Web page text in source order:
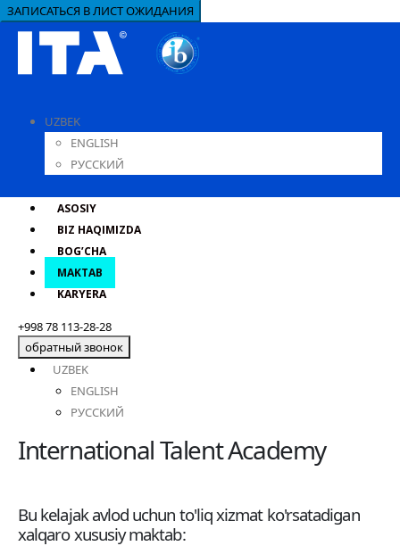
UZBEK
ENGLISH
РУССКИЙ
ASOSIY
BIZ HAQIMIZDA
BOG’CHA
MAKTAB
KARYERA
+998 78 113-28-28
обратный звонок
UZBEK
ENGLISH
РУССКИЙ
International Talent Academy
Bu kelajak avlod uchun to'liq xizmat ko'rsatadigan
xalqaro xususiy maktab: